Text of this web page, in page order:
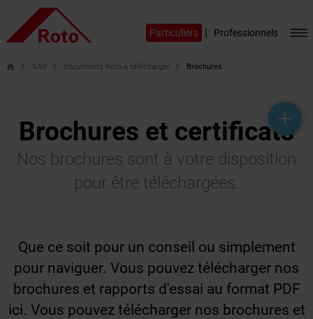
Particuliers | Professionnels
help_outline
headset_mic
mail_outline
home SAV Documents Roto à télécharger Brochures
Brochures et certificats
Nos brochures sont à votre disposition
pour être téléchargées.
Que ce soit pour un conseil ou simplement
pour naviguer. Vous pouvez télécharger nos
brochures et rapports d'essai au format PDF
ici. Vous pouvez télécharger nos brochures et